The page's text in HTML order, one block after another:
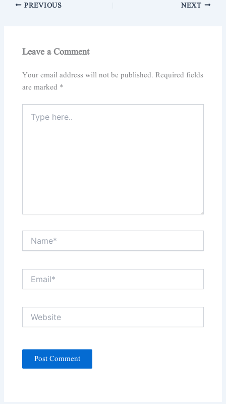
PREVIOUS NEXT
Leave a Comment
Your email address will not be published. Required fields
are marked *
here..
Name*
Website